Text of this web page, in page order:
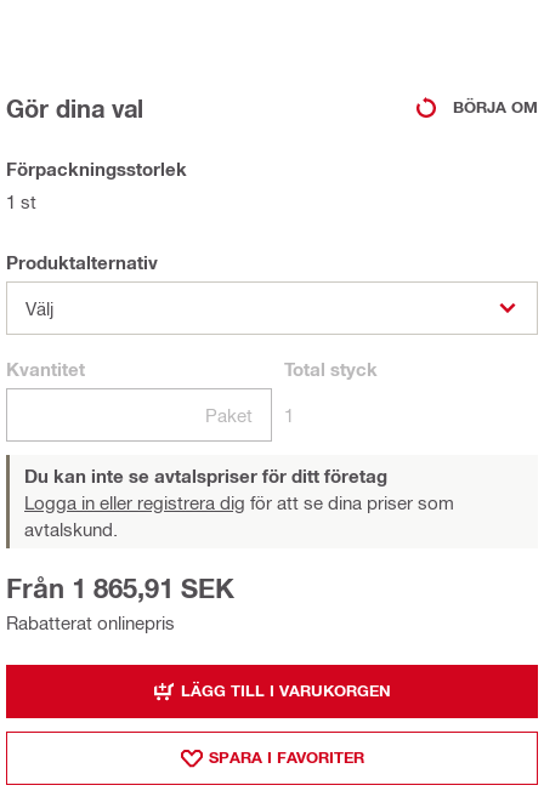
Gör dina val BÖRJA OM
Förpackningsstorlek
1 st
Produktalternativ
Välj
Kvantitet
Paket
Total styck
1
Du kan inte se avtalspriser för ditt företag
Logga in eller registrera dig för att se dina priser som
avtalskund.
Rabatterat onlinepris
Från 1 865,91 SEK
LÄGG TILL I VARUKORGEN
SPARA I FAVORITER